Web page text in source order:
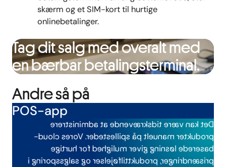
skærm og et SIM-kort til hurtige
onlinebetalinger.
Tag dit salg med overalt med
en bærbar betalingsterminal.
Andre så på
POS-app
Det kan være tidskrævende at administrere
produkter manuelt på spillesteder. Vores cloud-
baserede løsning giver mulighed for hurtige
prisændringer, produkttilføjelser og salgssporing i